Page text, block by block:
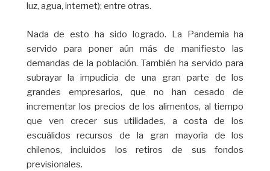
luz, agua, internet); entre otras.
Nada de esto ha sido logrado. La Pandemia ha
servido para poner aún más de manifiesto las
demandas de la población. También ha servido para
subrayar la impudicia de una gran parte de los
grandes empresarios, que no han cesado de
incrementar los precios de los alimentos, al tiempo
que ven crecer sus utilidades, a costa de los
escuálidos recursos de la gran mayoría de los
chilenos, incluidos los retiros de sus fondos
previsionales.